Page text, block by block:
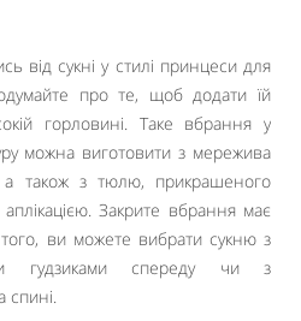
від сукні у стилі принцеси для
про те, щоб додати їй
горловині. Таке вбрання у
можна виготовити з мережива
а також з тюлю, прикрашеного
Закрите вбрання має
ви можете вибрати сукню з
гудзиками спереду чи з
спині.